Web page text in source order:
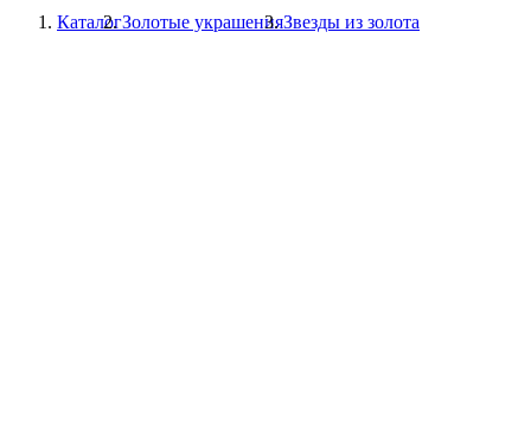
КаталогЗолотые украшенияЗвезды из золота